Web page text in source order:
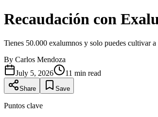
Recaudación con
Tienes 50.000 exalumnos y solo puedes cultivar
By Carlos Mendoza
July 5, 2026
11 min read
Share Save
Puntos clave